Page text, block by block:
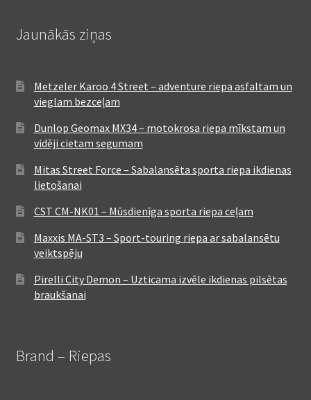
Jaunākās ziņas
Metzeler Karoo 4 Street – adventure riepa asfaltam un
vieglam bezceļam
Dunlop Geomax MX34 – motokrosa riepa mīkstam un
vidēji cietam segumam
Mitas Street Force – Sabalansēta sporta riepa ikdienas
lietošanai
CST CM-NK01 – Mūsdienīga sporta riepa ceļam
Maxxis MA-ST3 – Sport-touring riepa ar sabalansētu
veiktspēju
Pirelli City Demon – Uzticama izvēle ikdienas pilsētas
braukšanai
Brand – Riepas